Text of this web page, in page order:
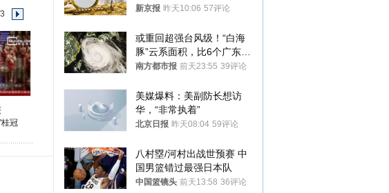
冠
1年
新京报 昨天10:06 57评论
或重回超强台风级！“白海
豚”云系面积，比6个广东还
大！深圳官方：注意这件事
南方都市报 前天23:55 39评论
美媒爆料：美副防长想访
华，“非常执着”
北京日报 昨天08:04 59评论
八村塁/河村出战世预赛 中
国男篮错过最强日本队
中国篮镜头 前天13:58 36评论